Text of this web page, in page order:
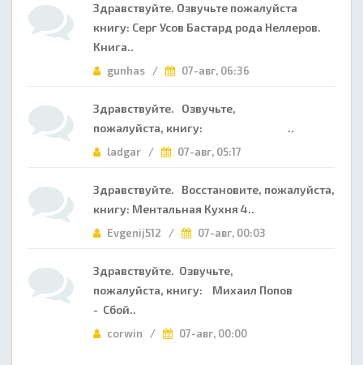
Здравствуйте. Озвучьте пожалуйста
книгу: Серг Усов Бастард рода Неллеров.
Книга..
gunhas / 07-авг, 06:36
Здравствуйте. Озвучьте,
пожалуйста, книгу: ..
ladgar / 07-авг, 05:17
Здравствуйте. Восстановите, пожалуйста,
книгу: Ментальная Кухня 4..
Evgenij512 / 07-авг, 00:03
Здравствуйте. Озвучьте,
пожалуйста, книгу: Михаил Попов
- Сбой..
corwin / 07-авг, 00:00